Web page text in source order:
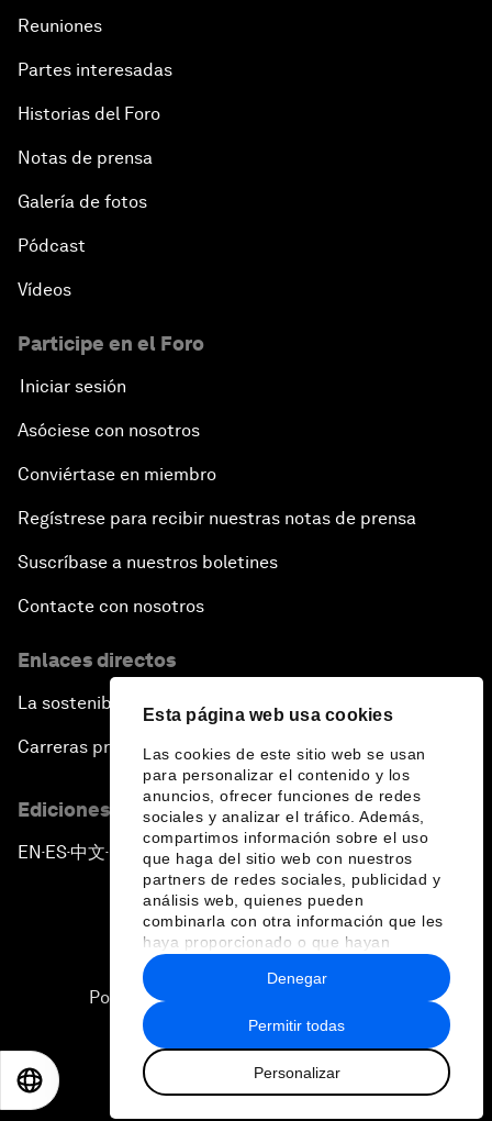
Esta página web usa cookies
Las cookies de este sitio web se usan
para personalizar el contenido y los
anuncios, ofrecer funciones de redes
sociales y analizar el tráfico. Además,
compartimos información sobre el uso
que haga del sitio web con nuestros
partners de redes sociales, publicidad y
análisis web, quienes pueden
combinarla con otra información que les
haya proporcionado o que hayan
recopilado a partir del uso que haya
hecho de sus servicios.
Permitir todas
Personalizar
Denegar
Reuniones
Partes interesadas
Historias del Foro
Notas de prensa
Galería de fotos
Pódcast
Vídeos
Participe en el Foro
Iniciar sesión
Asóciese con nosotros
Conviértase en miembro
Regístrese para recibir nuestras notas de prensa
Suscríbase a nuestros boletines
Contacte con nosotros
Enlaces directos
La sostenibilidad en el Foro
Carreras profesionales
Ediciones en otros idiomas
EN ▪ES▪中文▪ 日本語
Política de privacidad y normas de uso
Sitemap
2026 Foro Económico Mundial